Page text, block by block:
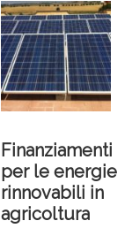
Finanziamenti
per le energie
rinnovabili in
agricoltura